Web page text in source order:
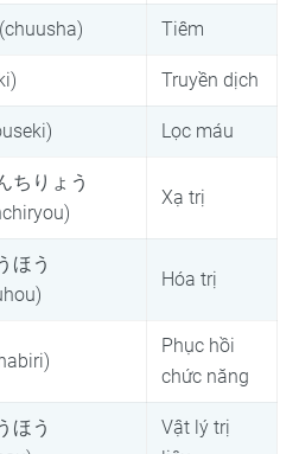
Tiêm
Truyền dịch
Lọc máu
ちりょう
Xạ trị
ほう
Hóa trị
Phục hồi
chức năng
ほう
Vật lý trị